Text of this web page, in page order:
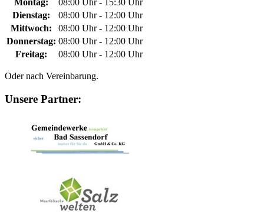
Montag:
08:00 Uhr - 15:30 Uhr
Dienstag:
08:00 Uhr - 12:00 Uhr
Mittwoch:
08:00 Uhr - 12:00 Uhr
Donnerstag: 08:00 Uhr - 12:00 Uhr
Freitag:
08:00 Uhr - 12:00 Uhr
Oder nach Vereinbarung.
Unsere Partner: